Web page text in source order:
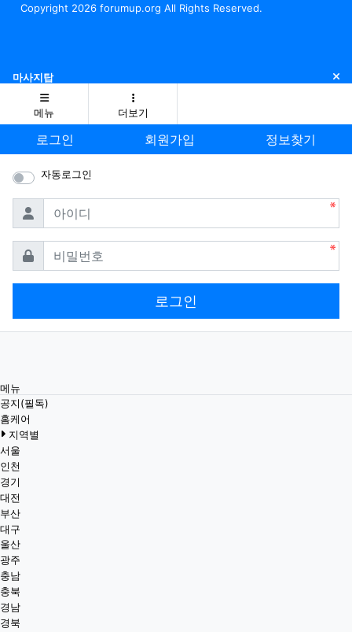
Copyright 2026 forumup.org All Rights Reserved.
마사지탑 닫
메뉴 더보기
로그인 회원가입 정보찾기
자동로그인
아이디
비밀번호
로그인
메뉴
공지(필독)
홈케어
지역별
서울
인천
경기
대전
부산
대구
울산
광주
충남
충북
경남
경북